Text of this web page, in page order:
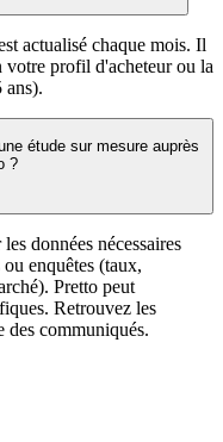
actualisé chaque mois. Il
votre profil d'acheteur ou la
ans).
étude sur mesure auprès
?
données nécessaires
enquêtes (taux,
Pretto peut
Retrouvez les
des communiqués.